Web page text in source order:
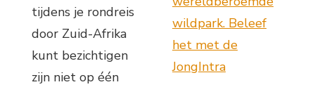
tijdens je rondreis
door Zuid-Afrika
kunt bezichtigen
zijn niet op één
wildpark. Beleef
het met de
JongIntra